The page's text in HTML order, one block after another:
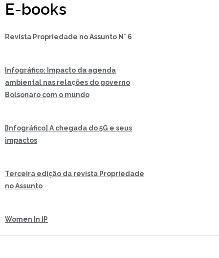
E-books
Revista Propriedade no Assunto N° 6
Infográfico: Impacto da agenda
ambiental nas relações do governo
Bolsonaro com o mundo
[Infográfico] A chegada do 5G e seus
impactos
Terceira edição da revista Propriedade
no Assunto
Women In IP